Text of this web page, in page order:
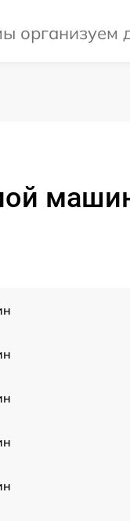
организуем